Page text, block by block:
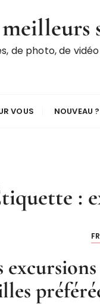
de photo, de
VOUS NOUVEAU
: